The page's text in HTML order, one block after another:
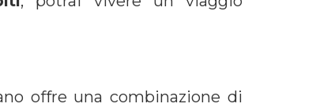
offre una combinazione di